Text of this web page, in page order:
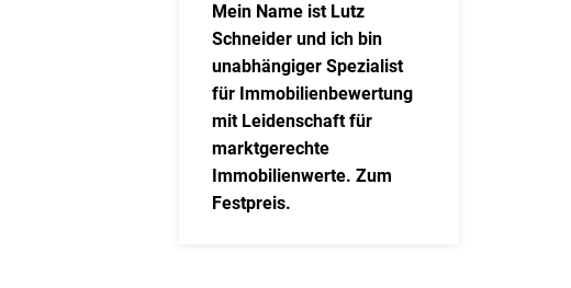
Mein Name ist Lutz
Schneider und ich bin
unabhängiger Spezialist
für Immobilienbewertung
mit Leidenschaft für
marktgerechte
Immobilienwerte. Zum
Festpreis.